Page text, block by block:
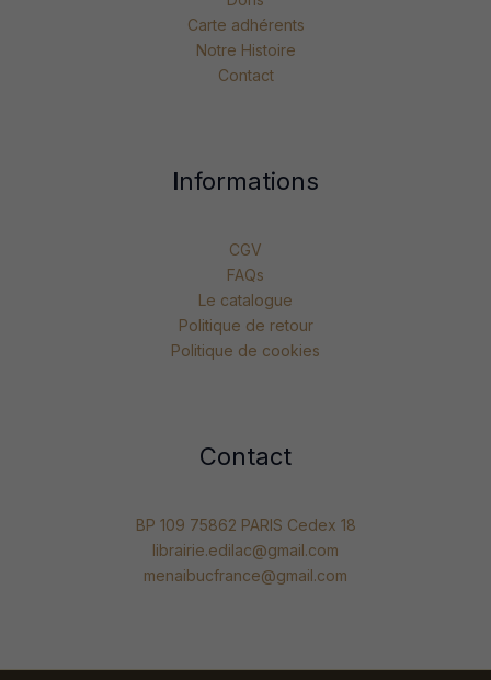
Carte adhérents
Notre Histoire
Contact
Informations
CGV
FAQs
Le catalogue
Politique de retour
Politique de cookies
Contact
BP 109 75862 PARIS Cedex 18
librairie.edilac@gmail.com
menaibucfrance@gmail.com